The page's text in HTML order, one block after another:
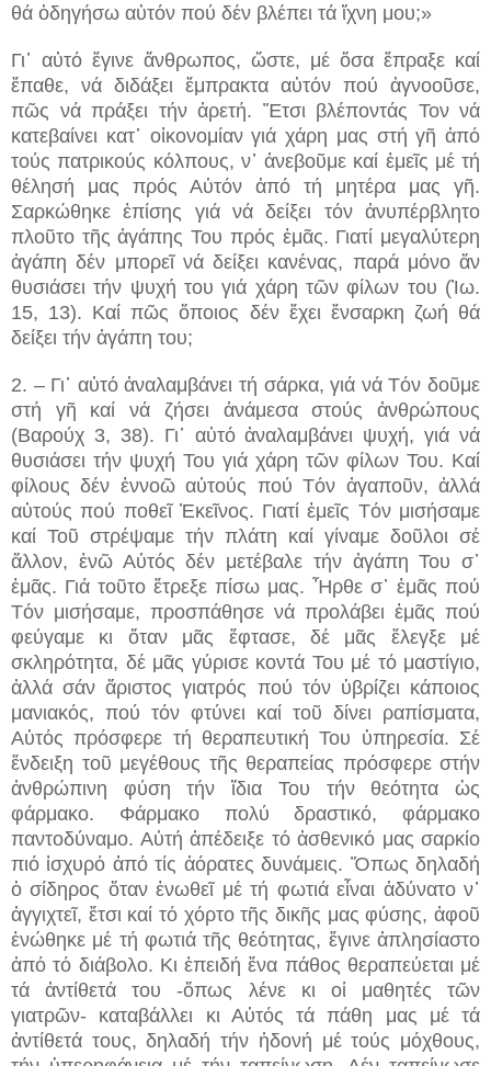
θά ὁδηγήσω αὐτόν πού δέν βλέπει τά ἴχνη μου;»
Γι᾽ αὐτό ἔγινε ἄνθρωπος, ὥστε, μέ ὅσα ἔπραξε καί
ἔπαθε, νά διδάξει ἔμπρακτα αὐτόν πού ἀγνοοῦσε,
πῶς νά πράξει τήν ἀρετή. Ἔτσι βλέποντάς Τον νά
κατεβαίνει κατ᾽ οἰκονομίαν γιά χάρη μας στή γῆ ἀπό
τούς πατρικούς κόλπους, ν᾽ ἀνεβοῦμε καί ἐμεῖς μέ τή
θέλησή μας πρός Αὐτόν ἀπό τή μητέρα μας γῆ.
Σαρκώθηκε ἐπίσης γιά νά δείξει τόν ἀνυπέρβλητο
πλοῦτο τῆς ἀγάπης Του πρός ἐμᾶς. Γιατί μεγαλύτερη
ἀγάπη δέν μπορεῖ νά δείξει κανένας, παρά μόνο ἄν
θυσιάσει τήν ψυχή του γιά χάρη τῶν φίλων του (Ἰω.
15, 13). Καί πῶς ὅποιος δέν ἔχει ἔνσαρκη ζωή θά
δείξει τήν ἀγάπη του;
2. – Γι᾽ αὐτό ἀναλαμβάνει τή σάρκα, γιά νά Τόν δοῦμε
στή γῆ καί νά ζήσει ἀνάμεσα στούς ἀνθρώπους
(Βαρούχ 3, 38). Γι᾽ αὐτό ἀναλαμβάνει ψυχή, γιά νά
θυσιάσει τήν ψυχή Του γιά χάρη τῶν φίλων Του. Καί
φίλους δέν ἐννοῶ αὐτούς πού Τόν ἀγαποῦν, ἀλλά
αὐτούς πού ποθεῖ Ἐκεῖνος. Γιατί ἐμεῖς Τόν μισήσαμε
καί Τοῦ στρέψαμε τήν πλάτη καί γίναμε δοῦλοι σέ
ἄλλον, ἐνῶ Αὐτός δέν μετέβαλε τήν ἀγάπη Του σ᾽
ἐμᾶς. Γιά τοῦτο ἔτρεξε πίσω μας. Ἦρθε σ᾽ ἐμᾶς πού
Τόν μισήσαμε, προσπάθησε νά προλάβει ἐμᾶς πού
φεύγαμε κι ὅταν μᾶς ἔφτασε, δέ μᾶς ἔλεγξε μέ
σκληρότητα, δέ μᾶς γύρισε κοντά Του μέ τό μαστίγιο,
ἀλλά σάν ἄριστος γιατρός πού τόν ὑβρίζει κάποιος
μανιακός, πού τόν φτύνει καί τοῦ δίνει ραπίσματα,
Αὐτός πρόσφερε τή θεραπευτική Του ὑπηρεσία. Σέ
ἔνδειξη τοῦ μεγέθους τῆς θεραπείας πρόσφερε στήν
ἀνθρώπινη φύση τήν ἴδια Του τήν θεότητα ὡς
φάρμακο. Φάρμακο πολύ δραστικό, φάρμακο
παντοδύναμο. Αὐτή ἀπέδειξε τό ἀσθενικό μας σαρκίο
πιό ἰσχυρό ἀπό τίς ἀόρατες δυνάμεις. Ὅπως δηλαδή
ὁ σίδηρος ὅταν ἑνωθεῖ μέ τή φωτιά εἶναι ἀδύνατο ν᾽
ἀγγιχτεῖ, ἔτσι καί τό χόρτο τῆς δικῆς μας φύσης, ἀφοῦ
ἑνώθηκε μέ τή φωτιά τῆς θεότητας, ἔγινε ἀπλησίαστο
ἀπό τό διάβολο. Κι ἐπειδή ἕνα πάθος θεραπεύεται μέ
τά ἀντίθετά του -ὅπως λένε κι οἱ μαθητές τῶν
γιατρῶν- καταβάλλει κι Αὐτός τά πάθη μας μέ τά
ἀντίθετά τους, δηλαδή τήν ἡδονή μέ τούς μόχθους,